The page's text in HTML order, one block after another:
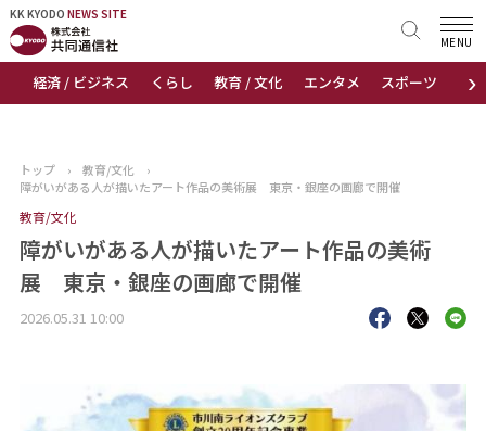
KK KYODO NEWS SITE
›
経済 / ビジネス くらし 教育 / 文化 エンタメ スポーツ 地域
MENU
KK KYODONEWS SITE
トップページ
ニュース
おすすめコンテンツ
出版物
トップ › 教育/文化
›
障がいがある人が描いたアート作品の美術展 東京・銀座の画廊で開催
教育/文化
障がいがある人が描いたアート作品の美術
展 東京・銀座の画廊で開催
2026.05.31 10:00